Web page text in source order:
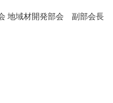
地域材開発部会 副部会長